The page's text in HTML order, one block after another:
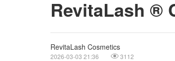
RevitaLash ®
RevitaLash Cosmetics
2026-03-03 21:36 3112